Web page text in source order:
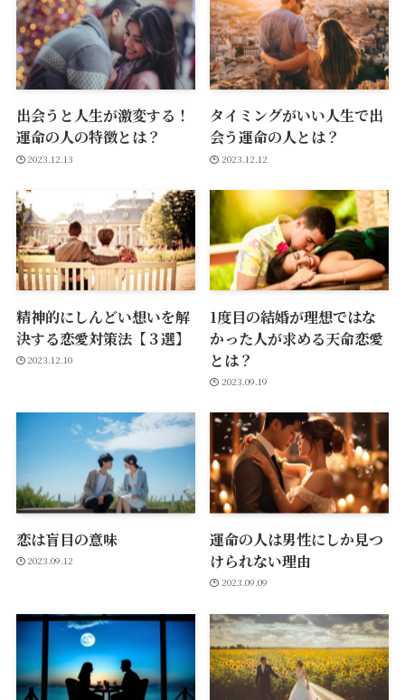
出会うと人生が激変する！
運命の人の特徴とは？
2023.12.13
タイミングがいい人生で出
会う運命の人とは？
2023.12.12
精神的にしんどい想いを解
決する恋愛対策法【３選】
2023.12.10
1度目の結婚が理想ではな
かった人が求める天命恋愛
とは？
2023.09.19
恋は盲目の意味
2023.09.12
運命の人は男性にしか見つ
けられない理由
2023.09.09